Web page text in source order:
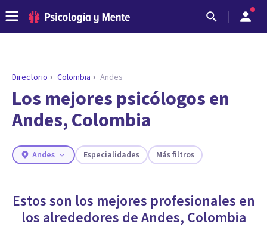
ENCONTRAR MI TERAPEUTA
¿Necesitas ayuda para encontrar el
psicólogo adecuado?
Responde a unas breves preguntas y te ofreceremos
necesidades.
Directorio Colombia Andes
Los mejores psicólogos en
Andes, Colombia
Andes Especialidades Más filtros
Estos son los mejores profesionales en
los alrededores deAndes, Colombia